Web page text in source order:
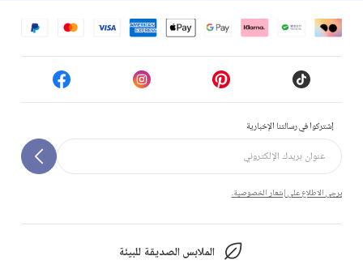
إشتركوا في رسالتنا الإخبارية
يرجى الاطلاع على إشعار الخصوصية.
الملابس الصديقة للبيئة